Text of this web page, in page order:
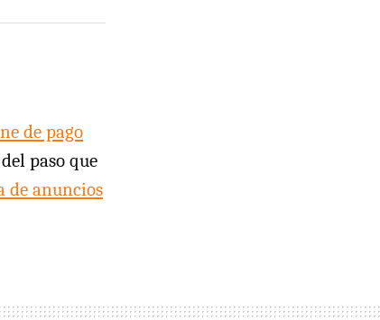
de pago
paso que
de anuncios